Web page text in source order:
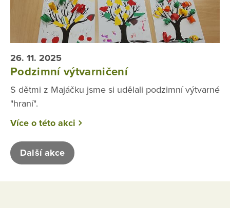
26. 11. 2025
Podzimní výtvarničení
S dětmi z Majáčku jsme si udělali podzimní výtvarné
"hraní".
Více o této akci
Další akce